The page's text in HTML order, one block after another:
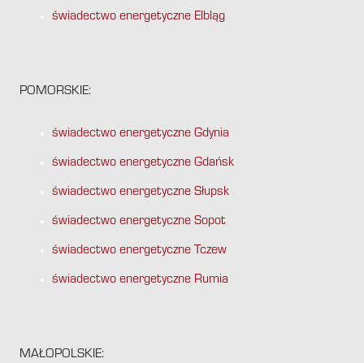
świadectwo energetyczne Elbląg
POMORSKIE:
świadectwo energetyczne Gdynia
świadectwo energetyczne Gdańsk
świadectwo energetyczne Słupsk
świadectwo energetyczne Sopot
świadectwo energetyczne Tczew
świadectwo energetyczne Rumia
MAŁOPOLSKIE: